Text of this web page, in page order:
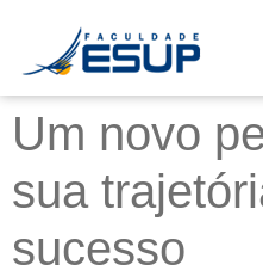
Um novo
sua
sucesso